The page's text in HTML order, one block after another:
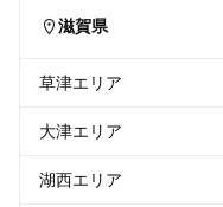
滋賀県
草津エリア
大津エリア
湖西エリア